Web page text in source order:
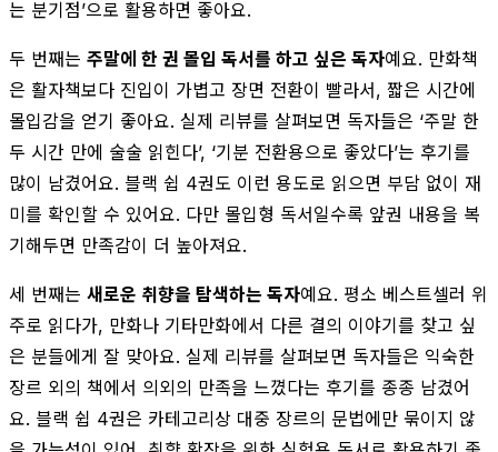
는 분기점’으로 활용하면 좋아요.
두 번째는 주말에 한 권 몰입 독서를 하고 싶은 독자예요. 만화책
은 활자책보다 진입이 가볍고 장면 전환이 빨라서, 짧은 시간에
몰입감을 얻기 좋아요. 실제 리뷰를 살펴보면 독자들은 ‘주말 한
두 시간 만에 술술 읽힌다’, ‘기분 전환용으로 좋았다’는 후기를
많이 남겼어요. 블랙 쉽 4권도 이런 용도로 읽으면 부담 없이 재
미를 확인할 수 있어요. 다만 몰입형 독서일수록 앞권 내용을 복
기해두면 만족감이 더 높아져요.
세 번째는 새로운 취향을 탐색하는 독자예요. 평소 베스트셀러 위
주로 읽다가, 만화나 기타만화에서 다른 결의 이야기를 찾고 싶
은 분들에게 잘 맞아요. 실제 리뷰를 살펴보면 독자들은 익숙한
장르 외의 책에서 의외의 만족을 느꼈다는 후기를 종종 남겼어
요. 블랙 쉽 4권은 카테고리상 대중 장르의 문법에만 묶이지 않